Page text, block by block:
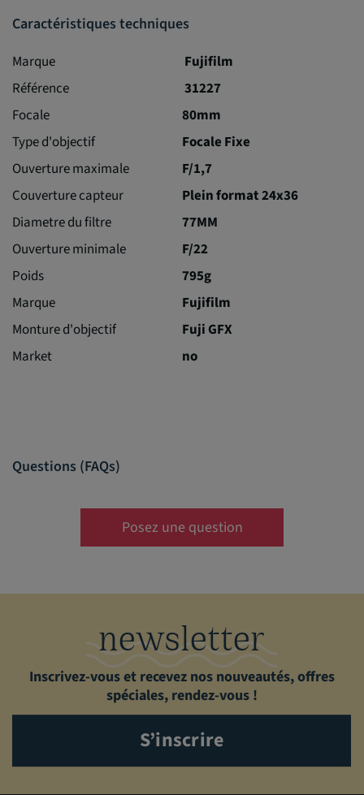
Caractéristiques techniques
Marque
Fujifilm
Référence
31227
Focale
80mm
Type d'objectif
Focale Fixe
Ouverture maximale
F/1,7
Couverture capteur
Plein format 24x36
Diametre du filtre
77MM
Ouverture minimale
F/22
Poids
795g
Marque
Fujifilm
Monture d'objectif
Fuji GFX
Market
no
Questions (FAQs)
Posez une question
newsletter
Inscrivez-vous et recevez nos nouveautés, offres
spéciales, rendez-vous !
S’inscrire